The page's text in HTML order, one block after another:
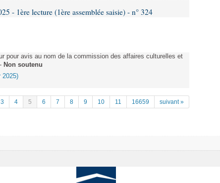
- 1ère lecture (1ère assemblée saisie) - n° 324
pour avis au nom de la commission des affaires culturelles et
Non soutenu
2025)
3 4 5 6 7 8 9 10 11 16659 suivant »